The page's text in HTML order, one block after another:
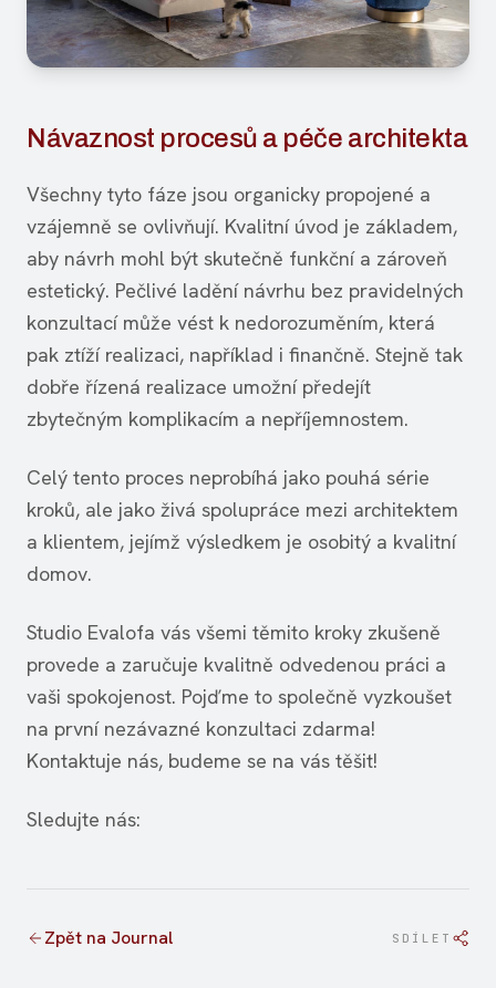
Návaznost procesů a péče architekta
Všechny tyto fáze jsou organicky propojené a
vzájemně se ovlivňují. Kvalitní úvod je základem,
aby návrh mohl být skutečně funkční a zároveň
estetický. Pečlivé ladění návrhu bez pravidelných
konzultací může vést k nedorozuměním, která
pak ztíží realizaci, například i finančně. Stejně tak
dobře řízená realizace umožní předejít
zbytečným komplikacím a nepříjemnostem.
Celý tento proces neprobíhá jako pouhá série
kroků, ale jako živá spolupráce mezi architektem
a klientem, jejímž výsledkem je osobitý a kvalitní
domov.
Studio Evalofa vás všemi těmito kroky zkušeně
provede a zaručuje kvalitně odvedenou práci a
vaši spokojenost. Pojďme to společně vyzkoušet
na první nezávazné konzultaci zdarma!
Kontaktuje nás, budeme se na vás těšit!
Sledujte nás:
Zpět na Journal SDÍLET